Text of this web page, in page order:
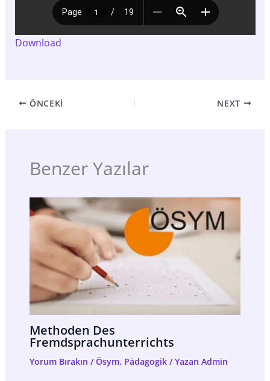
Download
ÖNCEKI NEXT
Benzer Yazılar
Methoden Des
Fremdsprachunterrichts
Yorum Bırakın /Ösym, Pädagogik/ Yazan Admin